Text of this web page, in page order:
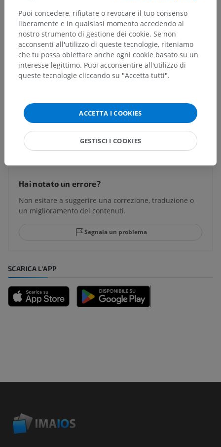
Anatomia umana 1
Neuroanatomia umana
Anatomia comparata negli animali
Traduzioni
Hai notato un errore?
Non esitare a suggerire una correzione, traduzione o
un miglioramento dei contenuti.
Segnala un problema
SCARICA L'APP
Puoi concedere, rifiutare o revocare il tuo consenso
liberamente e in qualsiasi momento accedendo al
nostro strumento di gestione dei cookie. Se non
acconsenti all'utilizzo di queste tecnologie, riteniamo
che tu possa obiettare anche ogni cookie basato su un
interesse legittimo. Puoi acconsentire all'utilizzo di
queste tecnologie cliccando su "Accetta tutti".
ACCETTA I COOKIES
GESTISCI I COOKIES